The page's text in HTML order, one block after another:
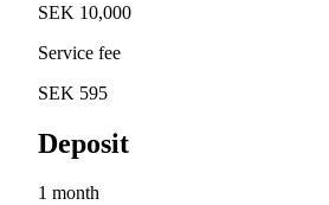
SEK 10,000
Service fee
SEK 595
Deposit
1 month